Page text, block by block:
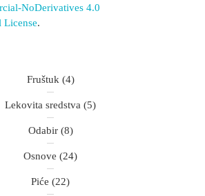
NoDerivatives 4.0
License.
Fruštuk(4)
Lekovita sredstva (5)
Odabir(8)
Osnove (24)
Piće (22)